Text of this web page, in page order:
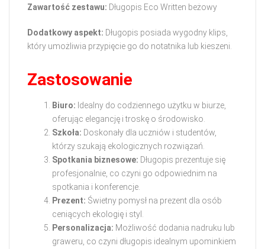
Zawartość zestawu: Długopis Eco Written beżowy
Dodatkowy aspekt: Długopis posiada wygodny klips,
który umożliwia przypięcie go do notatnika lub kieszeni.
Zastosowanie
Biuro: Idealny do codziennego użytku w biurze,
oferując elegancję i troskę o środowisko.
Szkoła: Doskonały dla uczniów i studentów,
którzy szukają ekologicznych rozwiązań.
Spotkania biznesowe: Długopis prezentuje się
profesjonalnie, co czyni go odpowiednim na
spotkania i konferencje.
Prezent: Świetny pomysł na prezent dla osób
ceniących ekologię i styl.
Personalizacja: Możliwość dodania nadruku lub
graweru, co czyni długopis idealnym upominkiem